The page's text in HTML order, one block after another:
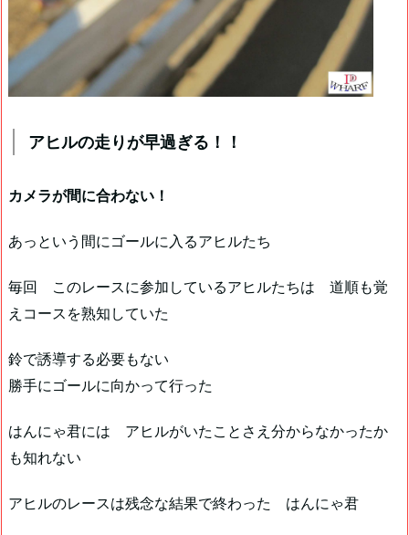
アヒルの走りが早過ぎる！！
カメラが間に合わない！
あっという間にゴールに入るアヒルたち
毎回 このレースに参加しているアヒルたちは 道順も覚
えコースを熟知していた
鈴で誘導する必要もない
勝手にゴールに向かって行った
はんにゃ君には アヒルがいたことさえ分からなかったか
も知れない
アヒルのレースは残念な結果で終わった はんにゃ君